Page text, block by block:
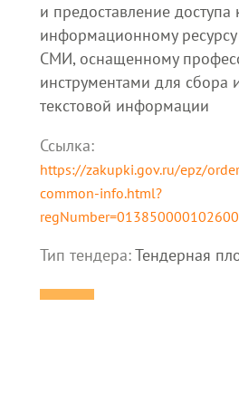
и предоставление доступа
информационному
СМИ, оснащенному
инструментами для сбора
текстовой информации
Ссылка:
https://zakupki.gov.ru/epz/
common-info.html?
Тип тендера:Тендерная